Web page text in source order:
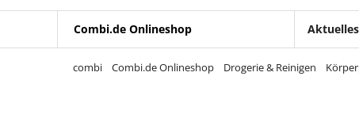
Combi.de Onlineshop Aktuelles
combi Combi.de Onlineshop Drogerie & Reinigen